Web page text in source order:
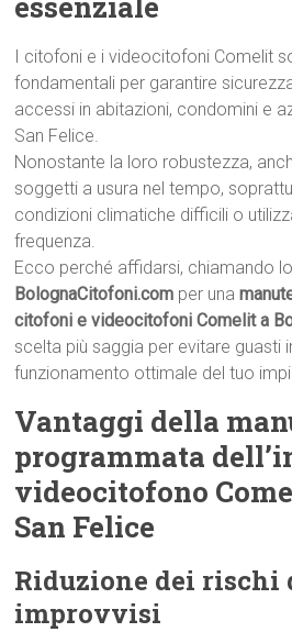
I citofoni e i videocitofoni Comelit
fondamentali per garantire
accessi in abitazioni, condomini e
San Felice.
Nonostante la loro robustezza,
soggetti a usura nel tempo,
condizioni climatiche difficili o
frequenza.
Ecco perché affidarsi, chiamando
BolognaCitofoni.com per una
citofoni e videocitofoni Comelit a
scelta più saggia per evitare guasti
funzionamento ottimale del tuo
Vantaggi della
programmata
videocitofono
San Felice
Riduzione dei rischi
improvvisi